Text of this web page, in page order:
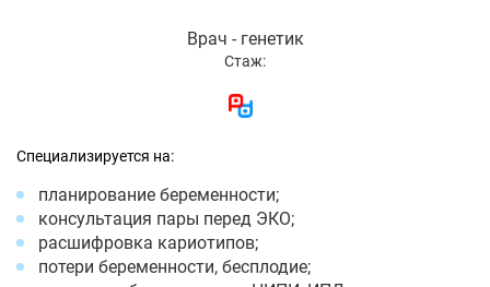
Врач - генетик
Стаж:
Специализируется на:
планирование беременности;
консультация пары перед ЭКО;
расшифровка кариотипов;
потери беременности, бесплодие;